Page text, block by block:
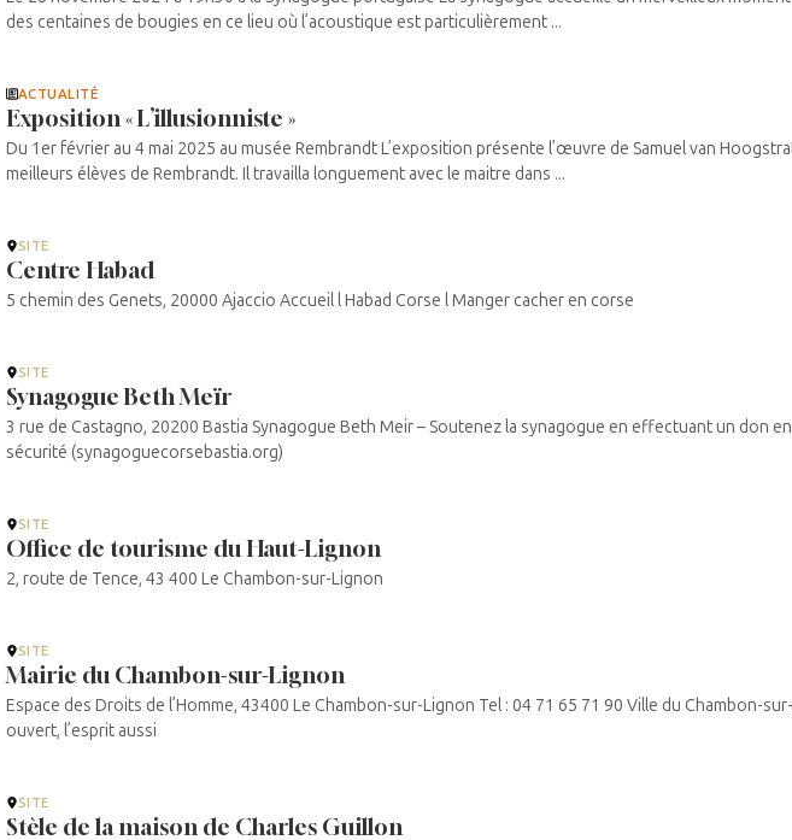
des centaines de bougies en ce lieu où l’acoustique est particulièrement ...
ACTUALITÉ
Exposition « L’illusionniste »
Du 1er février au 4 mai 2025 au musée Rembrandt L’exposition présente l’œuvre de Samuel van
meilleurs élèves de Rembrandt. Il travailla longuement avec le maitre dans ...
SITE
Centre Habad
5 chemin des Genets, 20000 Ajaccio Accueil l Habad Corse l Manger cacher en corse
SITE
Synagogue Beth Meïr
3 rue de Castagno, 20200 Bastia Synagogue Beth Meir – Soutenez la synagogue en effectuant un don
sécurité (synagoguecorsebastia.org)
SITE
Office de tourisme du Haut-Lignon
2, route de Tence, 43 400 Le Chambon-sur-Lignon
SITE
Mairie du Chambon-sur-Lignon
Espace des Droits de l’Homme, 43400 Le Chambon-sur-Lignon Tel : 04 71 65 71 90 Ville du Chambon-
ouvert, l’esprit aussi
SITE
Stèle de la maison de Charles Guillon